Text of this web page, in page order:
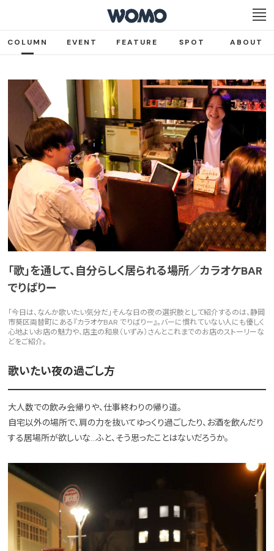
COLUMN EVENT FEATURE SPOT ABOUT
「歌」を通して、自分らしく居られる場所／カラオケBAR
でりばりー
「今日は、なんか歌いたい気分だ」そんな日の夜の選択肢として紹介するのは、静岡
市葵区両替町にある『カラオケBAR でりばりー』。バーに慣れていない人にも優しく
心地よいお店の魅力や、店主の和泉（いずみ）さんとこれまでのお店のストーリーな
どをご紹介。
歌いたい夜の過ごし方
大人数での飲み会帰りや、仕事終わりの帰り道。
自宅以外の場所で、肩の力を抜いてゆっくり過ごしたり、お酒を飲んだり
する居場所が欲しいな…ふと、そう思ったことはないだろうか。